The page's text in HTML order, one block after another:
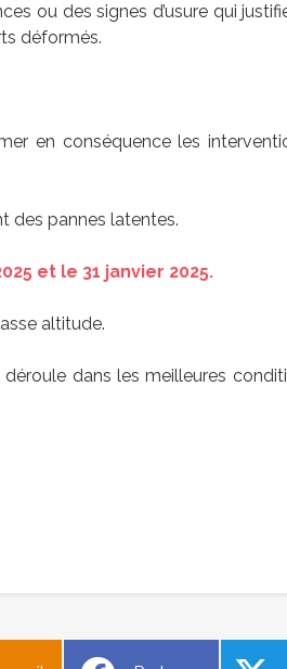
ou des signes d’usure qui
déformés.
en conséquence les
des pannes latentes.
et le 31 janvier 2025.
altitude.
dans les meilleures